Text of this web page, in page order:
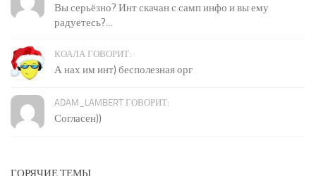
Вы серьёзно? Инт скачан с самп инфо и вы ему
радуетесь?...
КОАЛА ГОВОРИТ:
А нах им инт) бесполезная орг
ADAM_LAMBERT ГОВОРИТ:
Согласен))
ГОРЯЧИЕ ТЕМЫ